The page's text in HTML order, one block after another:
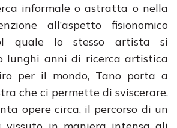
informale o astratta o nella
all’aspetto fisionomico
quale lo stesso artista si
lunghi anni di ricerca artistica
per il mondo, Tano porta a
che ci permette di sviscerare,
opere circa, il percorso di un